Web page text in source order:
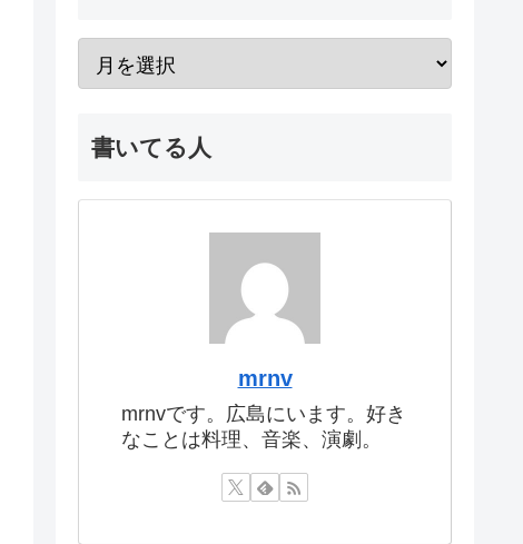
書いてる人
mrnv
mrnvです。広島にいます。好き
なことは料理、音楽、演劇。